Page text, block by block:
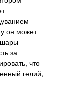
он может
шары
за
что
гелий,